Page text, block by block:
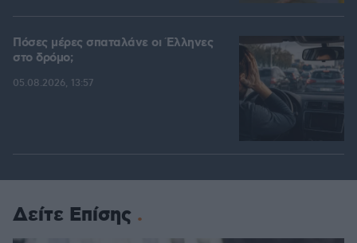
Πόσες μέρες σπαταλάνε οι Έλληνες
στο δρόμο;
05.08.2026, 13:57
Δείτε Επίσης